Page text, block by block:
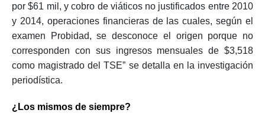
por $61 mil, y cobro de viáticos no justificados entre 2010
y 2014, operaciones financieras de las cuales, según el
examen Probidad, se desconoce el origen porque no
corresponden con sus ingresos mensuales de $3,518
como magistrado del TSE” se detalla en la investigación
periodística.
¿Los mismos de siempre?